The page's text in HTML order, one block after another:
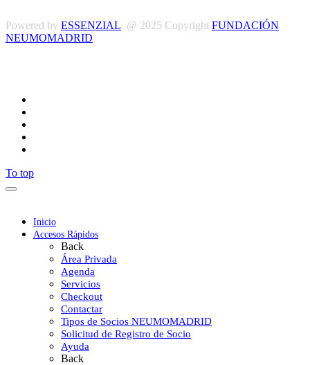
Powered by ESSENZIAL. @ 2025 Copyright FUNDACIÓN
NEUMOMADRID
To top
Inicio
Accesos Rápidos
Back
Área Privada
Agenda
Servicios
Checkout
Contactar
Tipos de Socios NEUMOMADRID
Solicitud de Registro de Socio
Ayuda
Back